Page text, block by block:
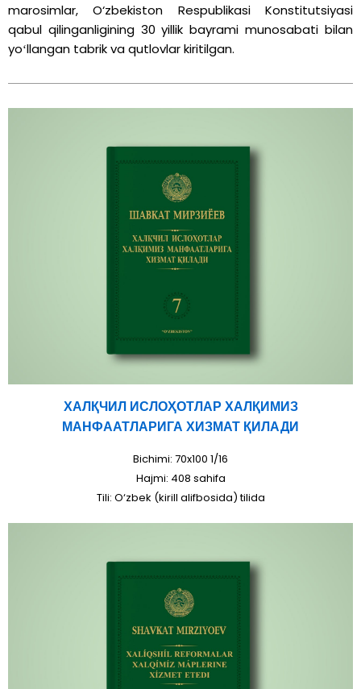
marosimlar, O‘zbekiston Respublikasi Konstitutsiyasi
qabul qilinganligining 30 yillik bayrami munosabati bilan
yoʻllangan tabrik va qutlovlar kiritilgan.
ХАЛҚЧИЛ ИСЛОҲОТЛАР ХАЛҚИМИЗ
МАНФААТЛАРИГА ХИЗМАТ ҚИЛАДИ
Bichimi: 70x100 1/16
Hajmi: 408 sahifa
Tili: O‘zbek (kirill alifbosida) tilida